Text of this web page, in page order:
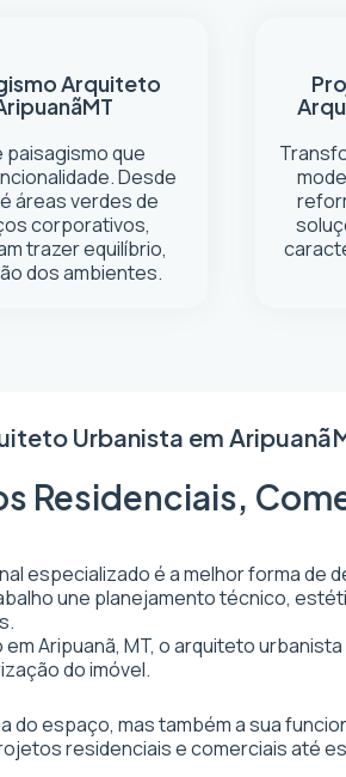
Arquiteto
MT
que
Desde
áreas verdes de
corporativos,
trazer equilíbrio,
dos ambientes.
Urbanista em Aripuanã
Residenciais,
especializado é a melhor forma de
une planejamento técnico,
Aripuanã, MT, o arquiteto
do imóvel.
espaço, mas também a sua
residenciais e comerciais até